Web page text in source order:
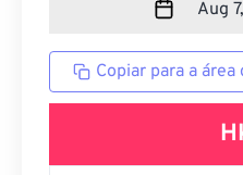
Copiar para a